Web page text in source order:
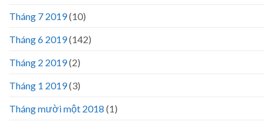
Tháng 7 2019(10)
Tháng 6 2019(142)
Tháng 2 2019(2)
Tháng 1 2019(3)
Tháng mười một 2018 (1)